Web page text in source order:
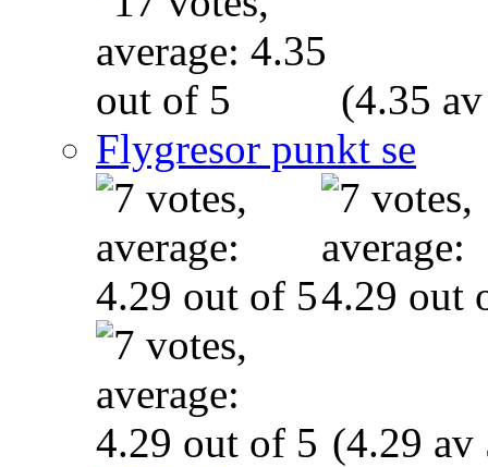
(4.35
Flygresor punkt se
(4.29 av